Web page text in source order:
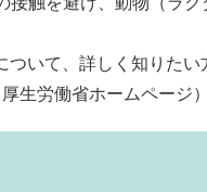
いて、詳しく知りたい
厚生労働省ホームページ